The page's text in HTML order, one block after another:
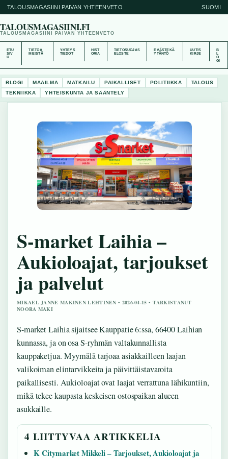
TALOUSMAGASIINI PAIVAN YHTEENVETO SUOMI
TALOUSMAGASIINI.FI
TALOUSMAGASIINI PAIVAN YHTEENVETO
ETU
SIV
U
TIETOA
MEISTÄ
YHTEYS
TIEDOT
HIST
ORIA
TIETOSUOJAS
ELOSTE
EVÄSTEKÄ
YTÄNTÖ
UUTIS
KIRJE
B
O
GI
BLOGI MAAILMA MATKAILU PAIKALLISET POLITIIKKA
TALOUS
TEKNIIKKA
YHTEISKUNTA JA SÄÄNTELY
S-market Laihia –
Aukioloajat, tarjoukset
ja palvelut
MIKAEL JANNE MAKINEN LEHTINEN • 2026-04-15 • TARKISTANUT
NOORA MAKI
S-market Laihia sijaitsee Kauppatie 6:ssa, 66400 Laihian
kunnassa, ja on osa S-ryhmän valtakunnallista
kauppaketjua. Myymälä tarjoaa asiakkailleen laajan
valikoiman elintarvikkeita ja päivittäistavaroita
paikallisesti. Aukioloajat ovat laajat verrattuna lähikuntiin,
mikä tekee kaupasta keskeisen ostospaikan alueen
asukkaille.
4 LIITTYVAA ARTIKKELIA
K Citymarket Mikkeli – Tarjoukset, Aukioloajat ja